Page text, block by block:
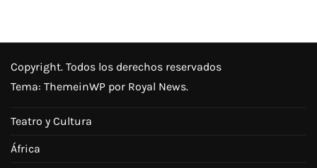
Copyright. Todos los derechos reservados
Tema: ThemeinWP por Royal News.
Teatro y Cultura
África